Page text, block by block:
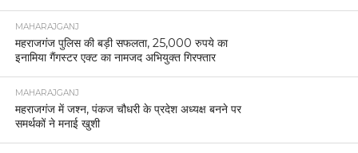
MAHARAJGANJ
महराजगंज पुलिस की बड़ी सफलता, 25,000 रुपये का
इनामिया गैंगस्टर एक्ट का नामजद अभियुक्त गिरफ्तार
MAHARAJGANJ
महराजगंज में जश्न, पंकज चौधरी के प्रदेश अध्यक्ष बनने पर
समर्थकों ने मनाई खुशी